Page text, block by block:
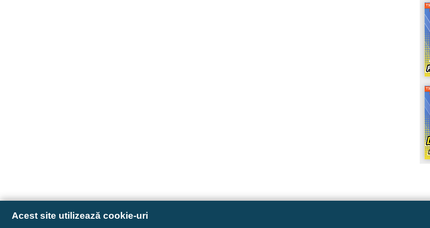
Acest site utilizează cookie-uri